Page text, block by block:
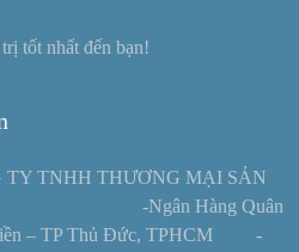
tốt nhất đến bạn!
TY TNHH THƯƠNG MẠI SẢN
-Ngân Hàng Quân
– TP Thủ Đức, TPHCM -